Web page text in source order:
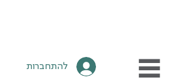
להתחברות